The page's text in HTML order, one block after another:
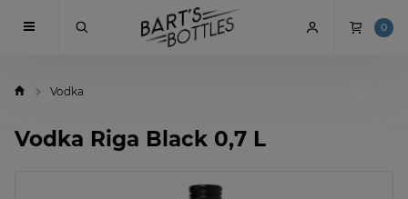
0
Vodka
Vodka Riga Black 0,7 L